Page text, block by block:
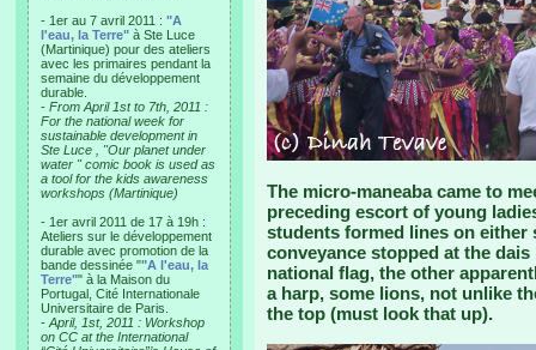
- 1er au 7 avril 2011 : "A
l'eau, la Terre" à Ste Luce
(Martinique) pour des ateliers
avec les primaires pendant la
semaine du développement
durable.
- From April 1st to 7th, 2011 :
For the national week for
sustainable development in
Ste Luce , "Our planet under
water " comic book is used as
a tool for the kids awareness
workshops (Martinique)
- 1er avril 2011 de 17 à 19h :
Ateliers sur le développement
durable avec promotion de la
bande dessinée ""A l'eau, la
Terre"" à la Maison du
Portugal, Cité Internationale
Universitaire de Paris.
- April, 1st, 2011 : Workshop
on CC at the International
The micro-maneaba came to
preceding escort of young
students formed lines on either
conveyance stopped at the
national flag, the other
a harp, some lions, not unlike
the top (must look that up).